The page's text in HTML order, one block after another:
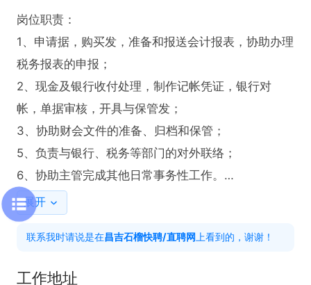
岗位职责：
1、申请据，购买发，准备和报送会计报表，协助办理
税务报表的申报；
2、现金及银行收付处理，制作记帐凭证，银行对
帐，单据审核，开具与保管发；
3、协助财会文件的准备、归档和保管；
5、负责与银行、税务等部门的对外联络；
6、协助主管完成其他日常事务性工作。
任职资格：
1、财务，会计，经济等相关专业；
2、具有扎实的会计基础知识和一年以上财会工作经
展开
联系我时请说是在昌吉石榴快聘/直聘网 上看到的，谢谢！
工作地址